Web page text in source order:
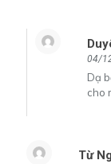
04/
Dạ
cho
Từ